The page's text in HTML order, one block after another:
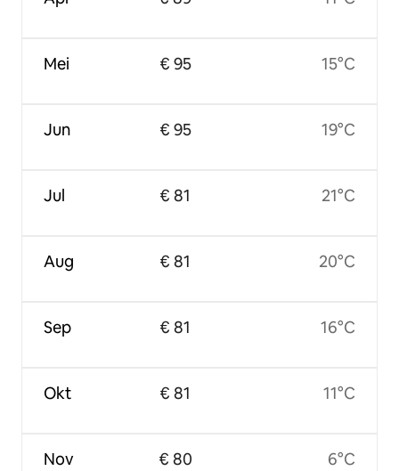
Mei
Jun
Jul
Aug
Sep
Okt
Nov
€ 95
€ 95
€ 81
€ 81
€ 81
€ 81
€ 80
15°C
19°C
21°C
20°C
16°C
11°C
6°C